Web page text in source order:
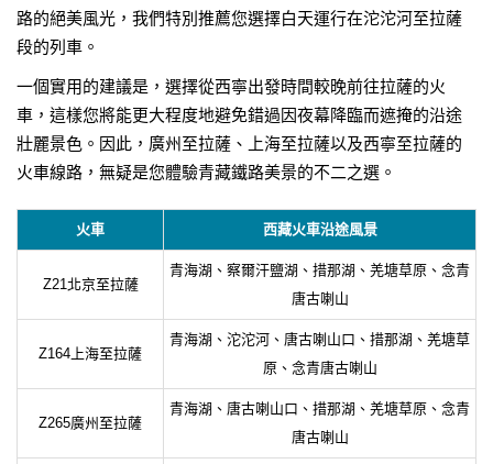
路的絕美風光，我們特別推薦您選擇白天運行在沱沱河至拉薩
段的列車。
一個實用的建議是，選擇從西寧出發時間較晚前往拉薩的火
車，這樣您將能更大程度地避免錯過因夜幕降臨而遮掩的沿途
壯麗景色。因此，廣州至拉薩、上海至拉薩以及西寧至拉薩的
火車線路，無疑是您體驗青藏鐵路美景的不二之選。
火車 西藏火車沿途風景
Z21北京至拉薩
青海湖、察爾汗鹽湖、措那湖、羌塘草原、念青
唐古喇山
Z164上海至拉薩
青海湖、沱沱河、唐古喇山口、措那湖、羌塘草
原、念青唐古喇山
Z265廣州至拉薩
青海湖、唐古喇山口、措那湖、羌塘草原、念青
唐古喇山